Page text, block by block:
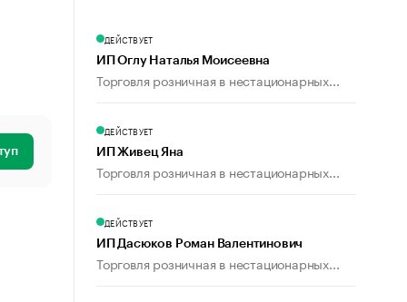
ДЕЙСТВУЕТ
ИП Оглу Наталья Моисеевна
Торговля розничная в нестационарных...
ДЕЙСТВУЕТ
ИП Живец Яна
Торговля розничная в нестационарных...
ДЕЙСТВУЕТ
ИП Дасюков Роман Валентинович
Торговля розничная в нестационарных...